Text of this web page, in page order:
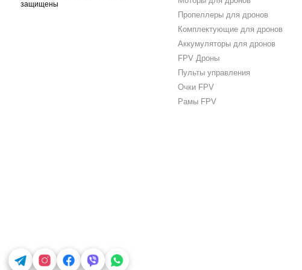
защищены
Пропеллеры для дронов
Комплектующие для дронов
Аккумуляторы для дронов
FPV Дроны
Пульты управления
Очки FPV
Рамы FPV